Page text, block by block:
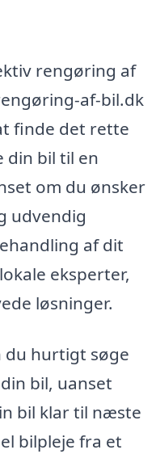
rengøring af
af-bil.dk
finde det rette
din bil til en
om du ønsker
udvendig
af dit
eksperter,
løsninger.
du hurtigt søge
bil, uanset
bil klar til næste
bilpleje fra et